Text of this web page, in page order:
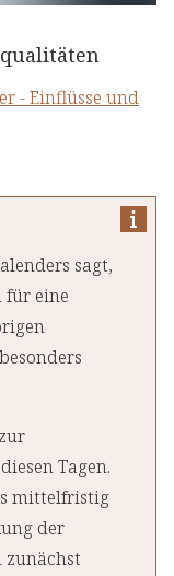
- Einflüsse und
sagt,
für eine
Tagen.
mittelfristig
der
zunächst